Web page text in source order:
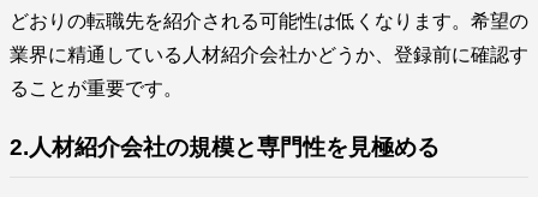
どおりの転職先を紹介される可能性は低くなります。希望の
業界に精通している人材紹介会社かどうか、登録前に確認す
ることが重要です。
2.人材紹介会社の規模と専門性を見極める